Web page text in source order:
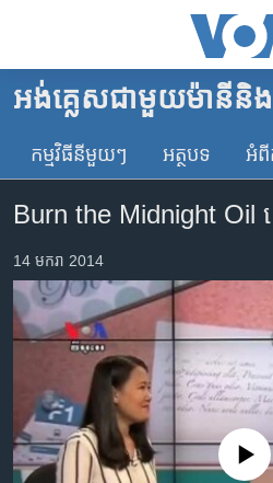
គេហទំព័រ​
ទាក់ទង
និង​
ចូល​
ទំព័រ​
ព័ត៌មាន​​
តែ​
ម្តង
ទៅ​
ទំព័រ​
កម្ពុជា
អន្តរជាតិ
ហេឡូវីអូអេ
កម្ពុជាច្នៃប្រតិដ្ឋ
ព្រឹត្តិការណ៍ព័ត៌មាន
ទូរទស្សន៍ / វីដេអូ​
វិទ្យុ / ផតខាសថ៍
កម្មវិធីទាំងអស់
អង់គ្លេស​ជាមួយ​ម៉ានី​និ
កម្មវិធី​នីមួយៗ អត្ថបទ​ អំពី​
Burn the Midnight
14 មករា 2014
No media source